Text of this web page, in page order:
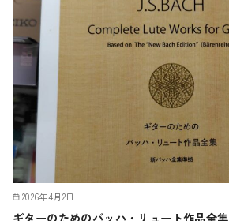
2026年4月2日